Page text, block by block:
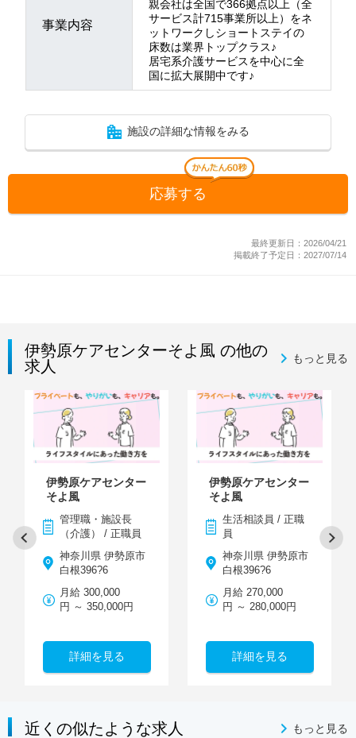
事業内容
親会社は全国で366拠点以上（全
サービス計715事業所以上）をネ
ットワークしショートステイの
床数は業界トップクラス♪
居宅系介護サービスを中心に全
国に拡大展開中です♪
施設の詳細な情報をみる
応募する
最終更新日：2026/04/21
掲載終了予定日：2027/07/14
伊勢原ケアセンターそよ風 の他の
求人
もっと見る
伊勢原ケアセンター
そよ風
管理職・施設長
（介護） / 正職員
神奈川県 伊勢原市
白根396?6
月給 300,000
円 ～ 350,000円
詳細を見る
伊勢原ケアセンター
そよ風
生活相談員 / 正職
員
神奈川県 伊勢原市
白根396?6
月給 270,000
円 ～ 280,000円
詳細を見る
近くの似たような求人 もっと見る